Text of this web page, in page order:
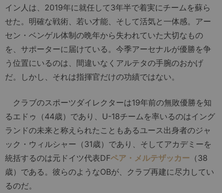
イン人は、2019年に就任して3年半で着実にチームを蘇ら
せた。明確な戦術、若い才能、そして活気と一体感。アー
セン・ベンゲル体制の晩年から失われていた大切なもの
を、サポーターに届けている。今季アーセナルが優勝を争
う位置にいるのは、間違いなくアルテタの手腕のおかげ
だ。しかし、それは指揮官だけの功績ではない。
クラブのスポーツダイレクターは19年前の無敗優勝を知
るエドゥ（44歳）であり、U-18チームを率いるのはイング
ランドの未来と称えられたこともあるユース出身者のジャ
ック・ウィルシャー（31歳）であり、そしてアカデミーを
統括するのは元ドイツ代表DFペア・メルテザッカー （38
歳）である。彼らのようなOBが、クラブ再建に尽力してい
るのだ。